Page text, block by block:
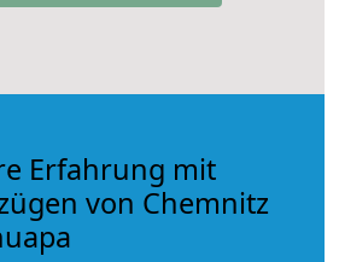
Erfahrung mit
von Chemnitz